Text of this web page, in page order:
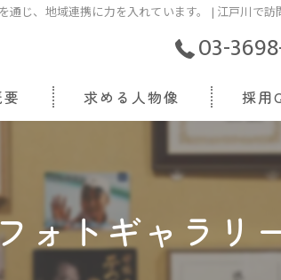
通じ、地域連携に力を入れています。 | 江戸川で
03-
求める人物像 採用
ォトギャラリ